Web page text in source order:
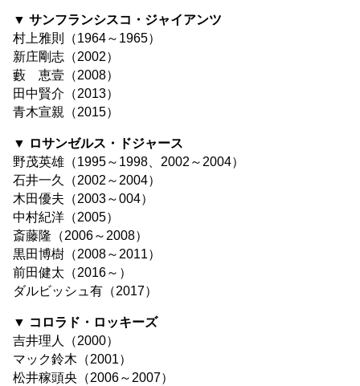
▼ サンフランシスコ・ジャイアンツ
村上雅則（1964～1965）
新庄剛志（2002）
藪 恵壹（2008）
田中賢介（2013）
青木宣親（2015）
▼ ロサンゼルス・ドジャース
野茂英雄（1995～1998、2002～2004）
石井一久（2002～2004）
木田優夫（2003～004）
中村紀洋（2005）
斎藤隆（2006～2008）
黒田博樹（2008～2011）
前田健太（2016～）
ダルビッシュ有（2017）
▼ コロラド・ロッキーズ
吉井理人（2000）
マック鈴木（2001）
松井稼頭央（2006～2007）